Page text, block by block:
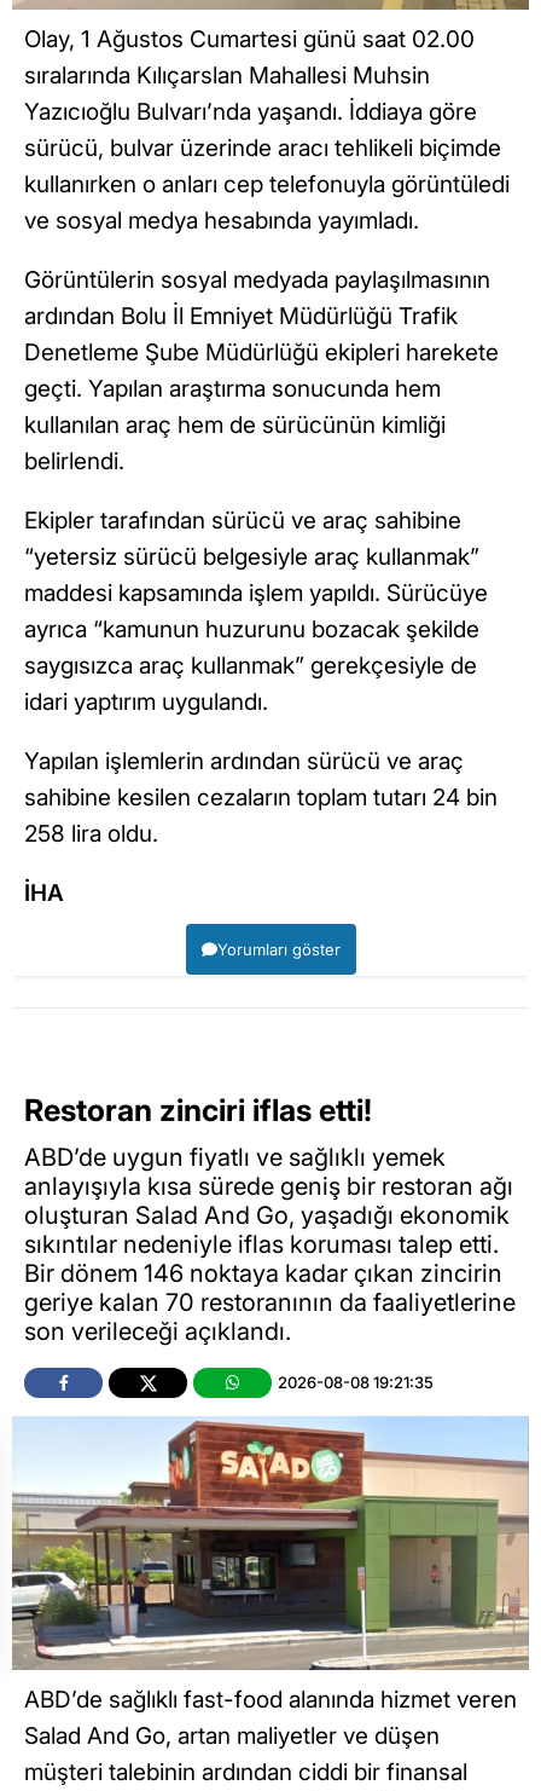
Olay, 1 Ağustos Cumartesi günü saat 02.00
sıralarında Kılıçarslan Mahallesi Muhsin
Yazıcıoğlu Bulvarı’nda yaşandı. İddiaya göre
sürücü, bulvar üzerinde aracı tehlikeli biçimde
kullanırken o anları cep telefonuyla görüntüledi
ve sosyal medya hesabında yayımladı.
Görüntülerin sosyal medyada paylaşılmasının
ardından Bolu İl Emniyet Müdürlüğü Trafik
Denetleme Şube Müdürlüğü ekipleri harekete
geçti. Yapılan araştırma sonucunda hem
kullanılan araç hem de sürücünün kimliği
belirlendi.
Ekipler tarafından sürücü ve araç sahibine
“yetersiz sürücü belgesiyle araç kullanmak”
maddesi kapsamında işlem yapıldı. Sürücüye
ayrıca “kamunun huzurunu bozacak şekilde
saygısızca araç kullanmak” gerekçesiyle de
idari yaptırım uygulandı.
Yapılan işlemlerin ardından sürücü ve araç
sahibine kesilen cezaların toplam tutarı 24 bin
258 lira oldu.
İHA
Yorumları göster
Restoran zinciri iflas etti!
ABD’de uygun fiyatlı ve sağlıklı yemek
anlayışıyla kısa sürede geniş bir restoran ağı
oluşturan Salad And Go, yaşadığı ekonomik
sıkıntılar nedeniyle iflas koruması talep etti.
Bir dönem 146 noktaya kadar çıkan zincirin
geriye kalan 70 restoranının da faaliyetlerine
son verileceği açıklandı.
2026-08-08 19:21:35
ABD’de sağlıklı fast-food alanında hizmet veren
Salad And Go, artan maliyetler ve düşen
müşteri talebinin ardından ciddi bir finansal